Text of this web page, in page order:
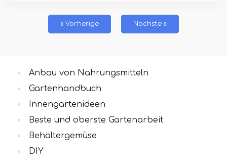
« Vorherige Nächste »
Anbau von Nahrungsmitteln
Gartenhandbuch
Innengartenideen
Beste und oberste Gartenarbeit
Behältergemüse
DIY